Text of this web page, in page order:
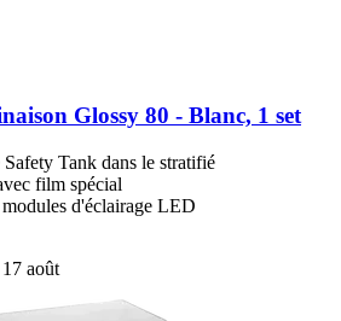
Glossy 80 -​ Blanc, 1 set
Tank dans le stratifié
film spécial
d'éclairage LED
août